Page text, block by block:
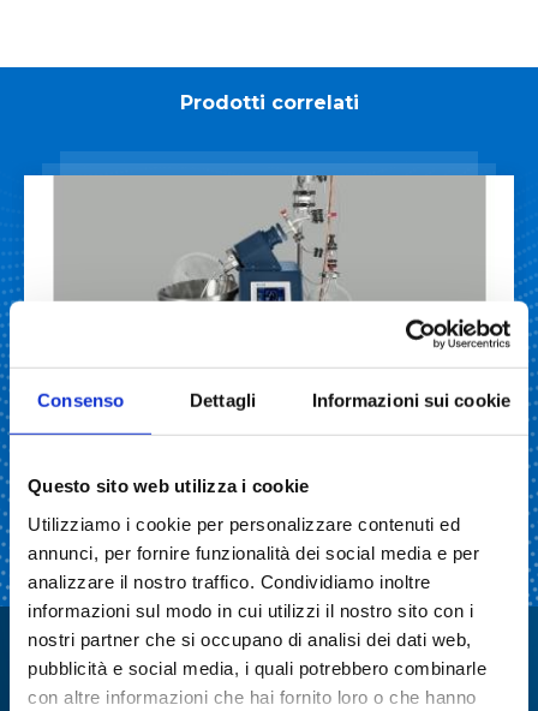
Consenso Dettagli Informazioni sui cookie
Questo sito web utilizza i cookie
Utilizziamo i cookie per personalizzare contenuti ed
annunci, per fornire funzionalità dei social media e per
analizzare il nostro traffico. Condividiamo inoltre
informazioni sul modo in cui utilizzi il nostro sito con i
nostri partner che si occupano di analisi dei dati web,
pubblicità e social media, i quali potrebbero combinarle
con altre informazioni che hai fornito loro o che hanno
Prodotti correlati
Evaporatore rotante STRIKE 20
LEGGI DI PIÙ
Specialisti in:
Abbiamo sviluppato soluzioni, tecnologie e